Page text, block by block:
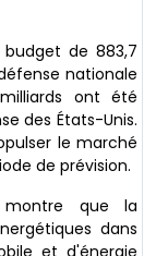
budget de 883,7
nationale
ont été
des États-Unis.
le marché
de prévision.
montre que la
dans
et d'énergie